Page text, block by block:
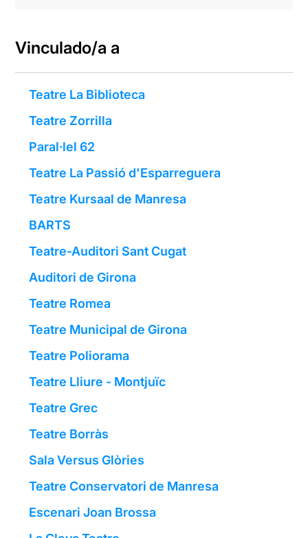
Vinculado/a a
Teatre La Biblioteca
Teatre Zorrilla
Paral·lel 62
Teatre La Passió d'Esparreguera
Teatre Kursaal de Manresa
BARTS
Teatre-Auditori Sant Cugat
Auditori de Girona
Teatre Romea
Teatre Municipal de Girona
Teatre Poliorama
Teatre Lliure - Montjuïc
Teatre Grec
Teatre Borràs
Sala Versus Glòries
Teatre Conservatori de Manresa
Escenari Joan Brossa